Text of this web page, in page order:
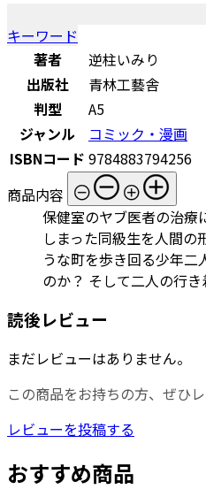
キーワード
著者
逆柱いみり
出版社
青林工藝舎
判型
A5
ジャンル
コミック・漫画
ISBNコード 9784883794256
商品内容
保健室のヤブ医者の治療
しまった同級生を人間の
うな町を歩き回る少年二
のか？ そして二人の行
読後レビュー
まだレビューはありません。
この商品をお持ちの方、ぜひ
レビューを投稿する
おすすめ商品